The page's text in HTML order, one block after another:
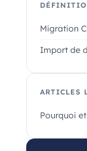
Migration
Import de
ARTICLES
Pourquoi